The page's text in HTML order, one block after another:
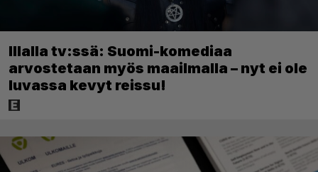
Illalla tv:ssä: Suomi-komediaa
arvostetaan myös maailmalla – nyt ei ole
luvassa kevyt reissu!